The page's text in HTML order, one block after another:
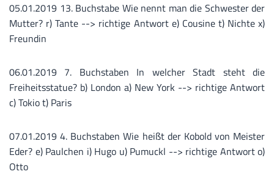
05.01.2019 13. Buchstabe Wie nennt man die Schwester der
Mutter? r) Tante --> richtige Antwort e) Cousine t) Nichte x)
Freundin
06.01.2019 7. Buchstaben In welcher Stadt steht die
Freiheitsstatue? b) London a) New York --> richtige Antwort
c) Tokio t) Paris
07.01.2019 4. Buchstaben Wie heißt der Kobold von Meister
Eder? e) Paulchen i) Hugo u) Pumuckl --> richtige Antwort o)
Otto